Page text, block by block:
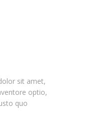
sit amet,
optio,
quo